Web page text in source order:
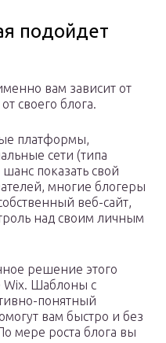
подойдет
вам зависит от
своего блога.
платформы,
сети (типа
шанс показать свой
многие блогеры
веб-сайт,
над своим личным
решение этого
Wix. Шаблоны с
понятный
вам быстро и без
мере роста блога вы